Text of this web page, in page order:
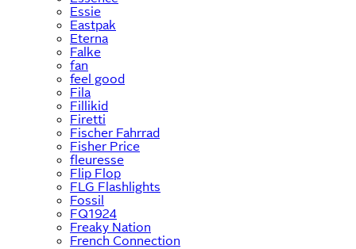
Essie
Eastpak
Eterna
Falke
fan
feel good
Fila
Fillikid
Firetti
Fischer Fahrrad
Fisher Price
fleuresse
Flip Flop
FLG Flashlights
Fossil
FQ1924
Freaky Nation
French Connection